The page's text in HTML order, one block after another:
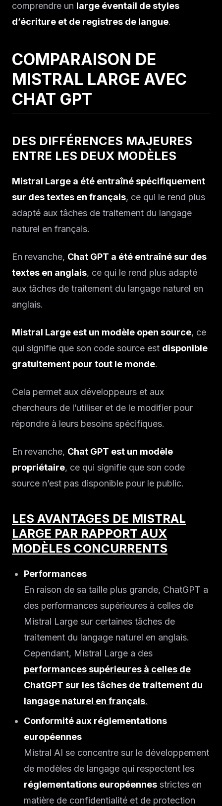
comprendre un large éventail de styles
d’écriture et de registres de langue.
COMPARAISON DE
MISTRAL LARGE AVEC
CHAT GPT
DES DIFFÉRENCES MAJEURES
ENTRE LES DEUX MODÈLES
Mistral Large a été entraîné spécifiquement
sur des textes en français, ce qui le rend plus
adapté aux tâches de traitement du langage
naturel en français.
En revanche, Chat GPT a été entraîné sur des
textes en anglais, ce qui le rend plus adapté
aux tâches de traitement du langage naturel en
anglais.
Mistral Large est un modèle open source, ce
qui signifie que son code source est disponible
gratuitement pour tout le monde.
Cela permet aux développeurs et aux
chercheurs de l’utiliser et de le modifier pour
répondre à leurs besoins spécifiques.
En revanche, Chat GPT est un modèle
propriétaire, ce qui signifie que son code
source n’est pas disponible pour le public.
LES AVANTAGES DE MISTRAL
LARGE PAR RAPPORT AUX
MODÈLES CONCURRENTS
Performances
En raison de sa taille plus grande, ChatGPT a
des performances supérieures à celles de
Mistral Large sur certaines tâches de
traitement du langage naturel en anglais.
Cependant, Mistral Large a des
performances supérieures à celles de
ChatGPT sur les tâches de traitement du
langage naturel en français.
Conformité aux réglementations
européennes
Mistral AI se concentre sur le développement
de modèles de langage qui respectent les
réglementations européennes strictes en
matière de confidentialité et de protection